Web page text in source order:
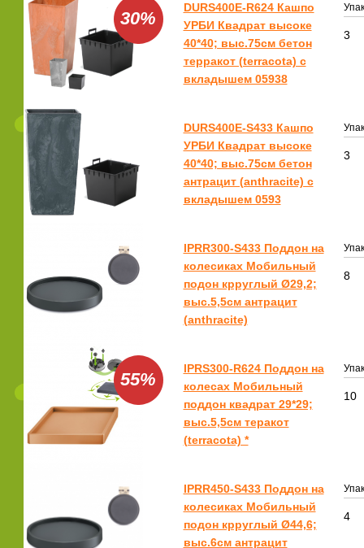
30%
DURS400E-R624 Кашпо
УРБИ Квадрат высоке
40*40; выс.75см бетон
терракот (terracota) с
вкладышем 05938
3
DURS400E-S433 Кашпо
УРБИ Квадрат высоке
40*40; выс.75см бетон
антрацит (anthracite) с
вкладышем 0593
3
IPRR300-S433 Поддон на
колесиках Мобильный
подон крруглый Ø29,2;
выс.5,5см антрацит
(anthracite)
8
55%
IPRS300-R624 Поддон на
колесах Мобильный
поддон квадрат 29*29;
выс.5,5см теракот
(terracota) *
10
IPRR450-S433 Поддон на
колесиках Мобильный
подон крруглый Ø44,6;
выс.6см антрацит
4